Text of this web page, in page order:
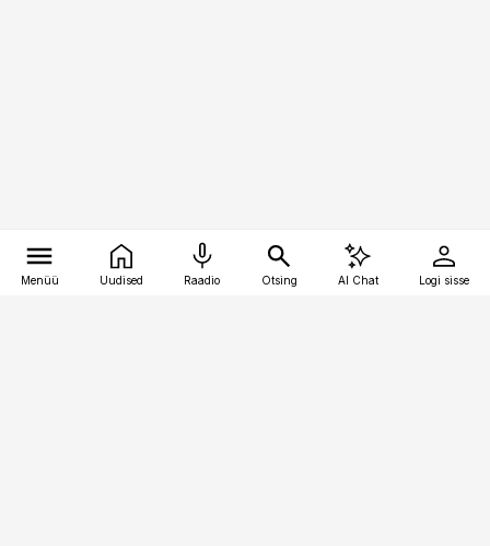
Menüü Uudised Raadio Otsing AI Chat Logi sisse